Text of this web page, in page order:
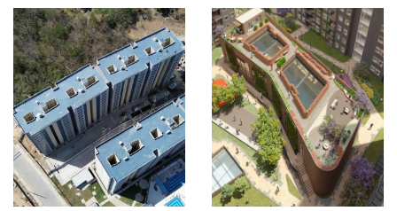
Etapa 2
Cartagena,
Colombia
VER MÁS
Etapa 2
Barranquilla,
Colombia
VER MÁS
IMPERMEABILIZACIÓN IMPERMEABILIZACIÓN